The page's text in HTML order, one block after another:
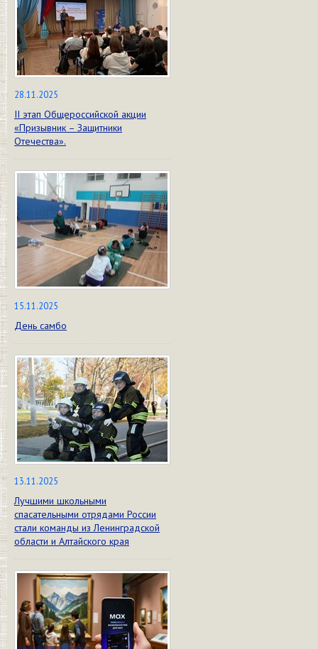
28.11.2025
II этап Общероссийской акции
«Призывник – Защитники
Отечества».
15.11.2025
День самбо
13.11.2025
Лучшими школьными
спасательными отрядами России
стали команды из Ленинградской
области и Алтайского края